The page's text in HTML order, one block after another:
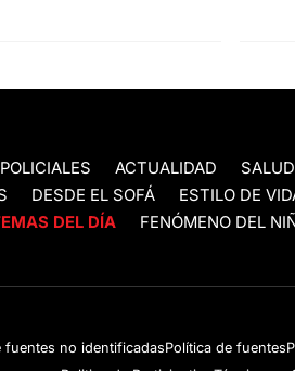
POLICIALES ACTUALIDAD SALUD
DESDE EL SOFÁ ESTILO DE
DEL DÍA FENÓMENO DEL
fuentes no identificadasPolítica de fuentes